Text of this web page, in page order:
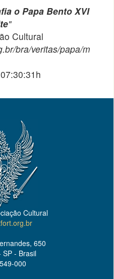
o Papa Bento XVI
"
Cultural
bra/veritas/papa/m
Cultural
650
SP - Brasil
000